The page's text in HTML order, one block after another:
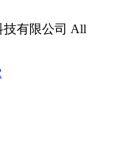
技有限公司 All